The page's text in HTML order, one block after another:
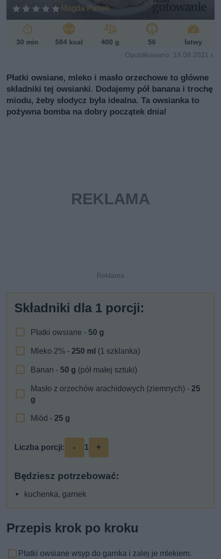
Magda Panek
ń
sk
30 min 584 kcal 400 g 56
łatwy
Opublikowano: 18.08.2021 r.
Płatki owsiane, mleko i masło orzechowe to główne
składniki tej owsianki. Dodajemy pół banana i trochę
miodu, żeby słodycz była idealna. Ta owsianka to
pożywna bomba na dobry początek dnia!
Składniki dla 1 porcji:
Płatki owsiane - 50 g
Mleko 2% -250 ml (1 szklanka)
Banan - 50 g (pół małej sztuki)
Masło z orzechów arachidowych (ziemnych) -25
g
Miód -25 g
Liczba porcji: - 1 +
Będziesz potrzebować:
kuchenka, garnek
Przepis krok po kroku
Płatki owsiane wsyp do garnka i zalej je mlekiem.